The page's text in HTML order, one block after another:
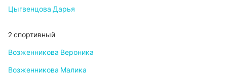
Цыгвенцова Дарья
2 спортивный
Возженникова Вероника
Возженникова Малика